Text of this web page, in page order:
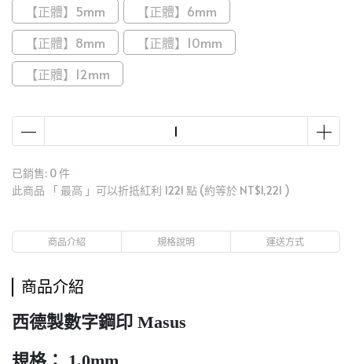
【正體】5mm
【正體】6mm
【正體】8mm
【正體】10mm
【正體】12mm
已銷售: 0 件
此商品 「 最高 」可以折抵紅利 1221 點 (約等於 NT$1,221 )
商品介紹 規格說明 運送方式
商品介紹
西德製數字鋼印 Masus